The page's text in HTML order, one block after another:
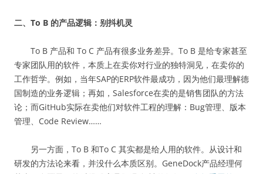
二、To B 的产品逻辑：别抖机灵
To B 产品和 To C 产品有很多业务差异。To B 是给专家甚至
专家团队用的软件，本质上在卖你对行业的独特洞见，在卖你的
工作哲学。例如，当年SAP的ERP软件最成功，因为他们最理解德
国制造的业务逻辑；再如，Salesforce在卖的是销售团队的方法
论；而GitHub实际在卖他们对软件工程的理解：Bug管理、版本
管理、Code Review……
另一方面，To B 和To C 其实都是给人用的软件。从设计和
研发的方法论来看，并没什么本质区别。GeneDock产品经理何